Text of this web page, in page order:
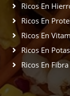
Ricos En
Ricos En
Ricos En
Ricos En
Ricos En Fibra